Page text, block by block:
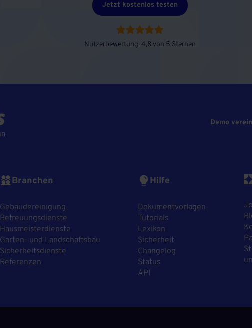
Jetzt kostenlos testen
Nutzerbewertung: 4,8 von 5 Sternen
Demo
Branchen
Gebäudereinigung
Betreuungsdienste
Hausmeisterdienste
Garten- und Landschaftsbau
Sicherheitsdienste
Referenzen
Hilfe
Dokumentvorlagen
Tutorials
Lexikon
Sicherheit
Changelog
Status
API